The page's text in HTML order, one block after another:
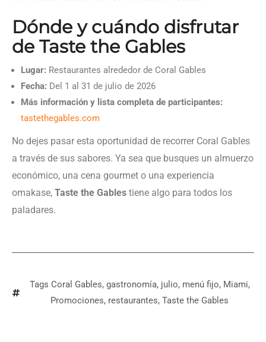
Dónde y cuándo disfrutar
de Taste the Gables
Lugar: Restaurantes alrededor de Coral Gables
Fecha: Del 1 al 31 de julio de 2026
Más información y lista completa de participantes:
tastethegables.com
No dejes pasar esta oportunidad de recorrer Coral Gables
a través de sus sabores. Ya sea que busques un almuerzo
económico, una cena gourmet o una experiencia
omakase, Taste the Gables tiene algo para todos los
paladares.
Tags Coral Gables, gastronomía, julio, menú fijo, Miami,
Promociones, restaurantes, Taste the Gables